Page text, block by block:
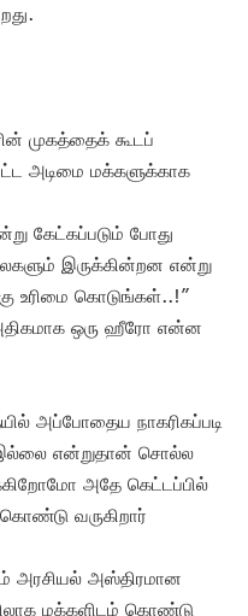
முகத்தைக் கூடப்
அடிமை மக்களுக்காக
கேட்கப்படும் போது
இருக்கின்றன என்று
உரிமை கொடுங்கள்..!”
ஒரு ஹீரோ என்ன
அப்போதைய நாகரிகப்படி
இல்லை என்றுதான் சொல்ல
அதே கெட்டப்பில்
வருகிறார்
அரசியல் அஸ்திரமான
மக்களிடம் கொண்டு